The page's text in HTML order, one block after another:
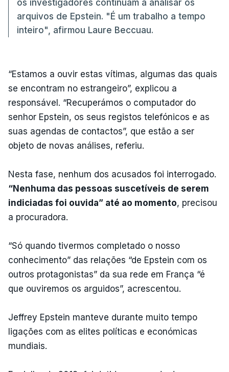
os investigadores continuam a analisar os
arquivos de Epstein. "É um trabalho a tempo
inteiro", afirmou Laure Beccuau.
“Estamos a ouvir estas vítimas, algumas das quais
se encontram no estrangeiro”, explicou a
responsável. “Recuperámos o computador do
senhor Epstein, os seus registos telefónicos e as
suas agendas de contactos”, que estão a ser
objeto de novas análises, referiu.
Nesta fase, nenhum dos acusados foi interrogado.
“Nenhuma das pessoas suscetíveis de serem
indiciadas foi ouvida” até ao momento, precisou
a procuradora.
“Só quando tivermos completado o nosso
conhecimento” das relações “de Epstein com os
outros protagonistas” da sua rede em França “é
que ouviremos os arguidos”, acrescentou.
Jeffrey Epstein manteve durante muito tempo
ligações com as elites políticas e económicas
mundiais.